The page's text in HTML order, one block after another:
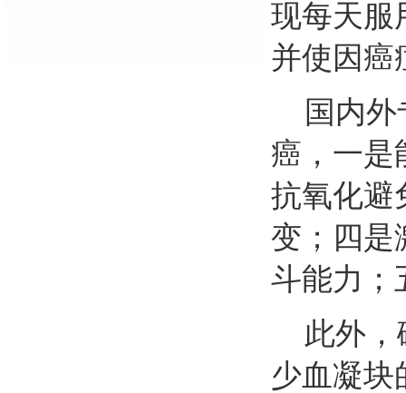
现每天服
并使因癌
国内
癌，一是
抗氧化避
变；四是
斗能力；
此外
少血凝块